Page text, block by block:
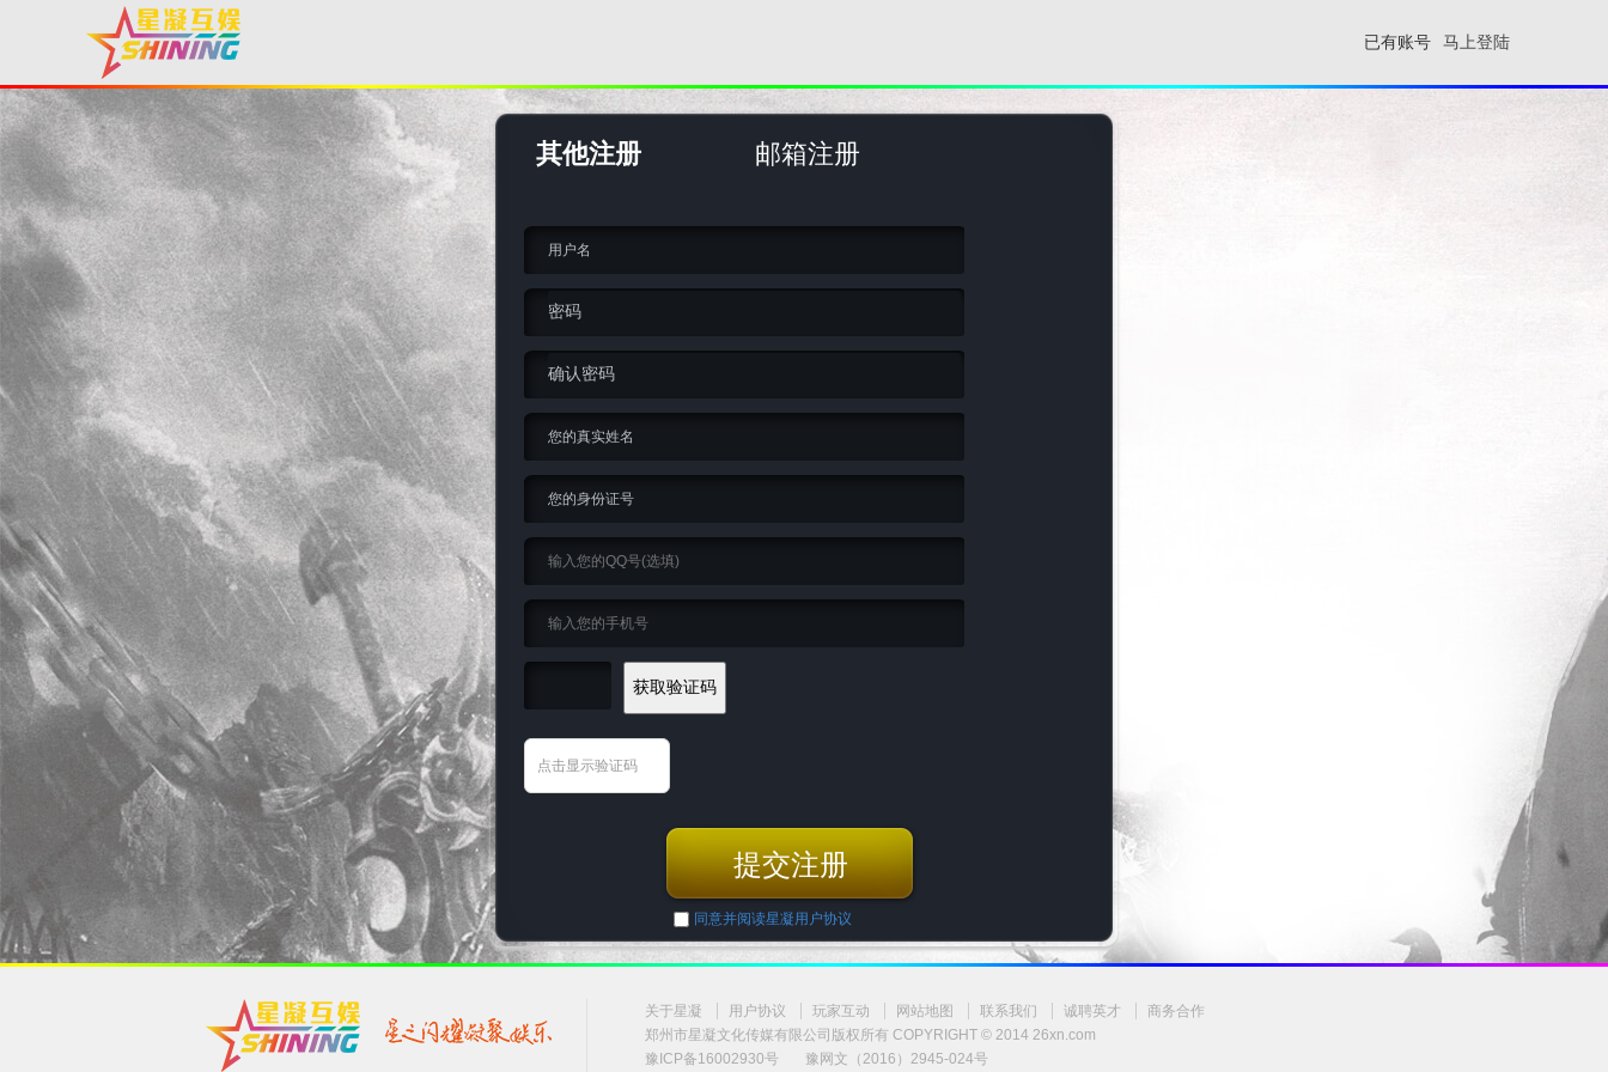
已有账号 马上登陆
其他注册 邮箱注册
密码
确认密码
同意并阅读星凝用户协议
关于星凝 用户协议 玩家互动 网站地图 联系我们 诚聘英才
商务合作
郑州市星凝文化传媒有限公司版权所有 COPYRIGHT © 2014 26xn.com
豫ICP备16002930号
豫网文（2016）2945-024号